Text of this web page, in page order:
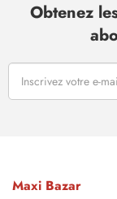
Obtenez
Maxi Bazar